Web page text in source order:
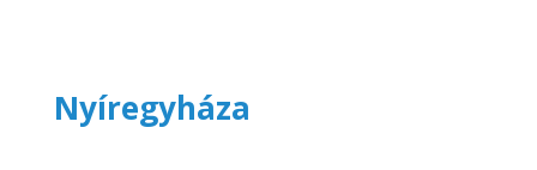
Nyíregyháza